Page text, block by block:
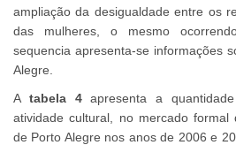
ampliação da desigualdade entre os
das mulheres, o mesmo
sequencia apresenta-se informações
Alegre.
A tabela 4apresenta a
atividade cultural, no mercado
de Porto Alegre nos anos de 2006 e